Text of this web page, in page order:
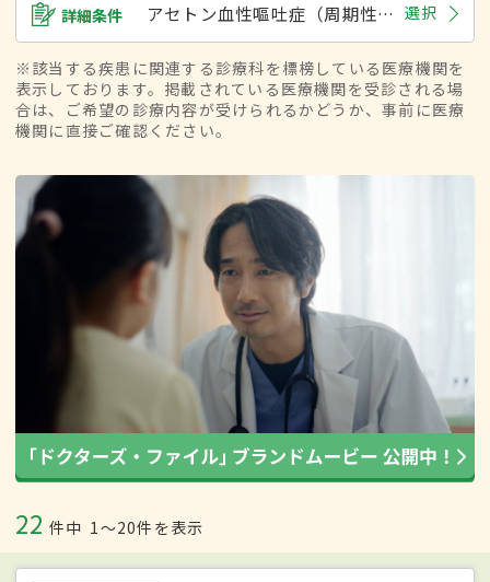
詳細条件 アセトン血性嘔吐症（周期性嘔吐症） 選択
※該当する疾患に関連する診療科を標榜している医療機関を
表示しております。掲載されている医療機関を受診される場
合は、ご希望の診療内容が受けられるかどうか、事前に医療
機関に直接ご確認ください。
22 件中 1〜20件を表示